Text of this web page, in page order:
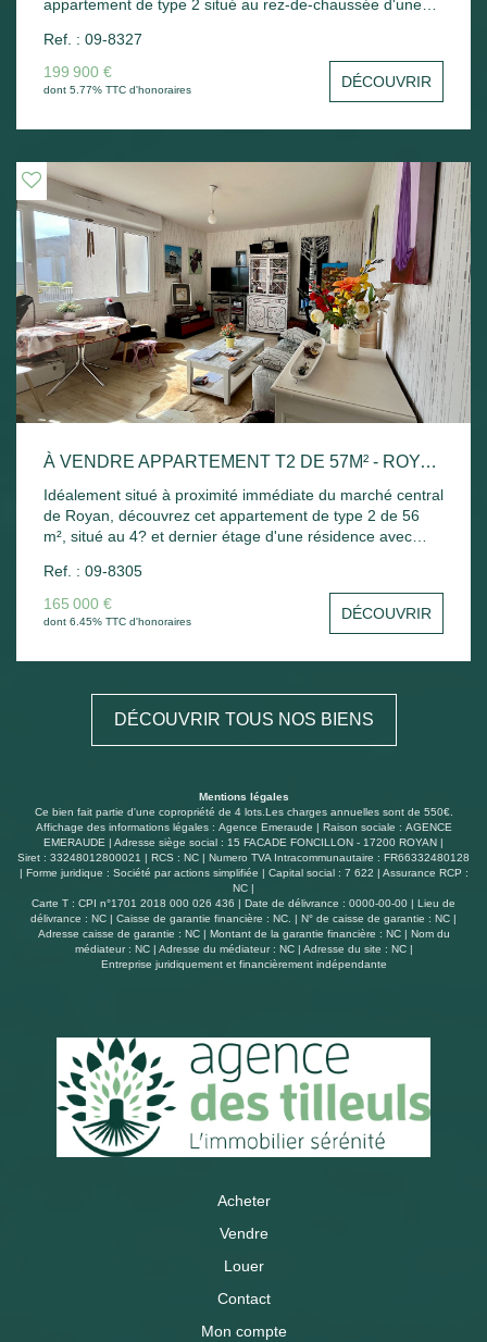
appartement de type 2 situé au rez-de-chaussée d'une
avec cuisine ouverte ouvrant sur terrasse et jardin,
chambre avec placard, salle d'eau avec wc et cellier. Un
magnifique solarium avec vue dégagée sur Royan vient
compléter ce logement. Chauffage électrique. Local vélo
commun - A découvrir ! Possibilité d'acquérir un garage
Ref. : 09-8327
199 900 €
dont 5.77% TTC d'honoraires DÉCOUVRIR
À VENDRE APPARTEMENT T2 DE 57M² - ROYAN - VENDU LOUÉ
Idéalement situé à proximité immédiate du marché central
de Royan, découvrez cet appartement de type 2 de 56
m², situé au 4? et dernier étage d'une résidence avec
séjour lumineux ouvrant sur un agréable balcon, d'une
cuisine indépendante, d'une chambre, d'une salle de
bains ainsi que de WC séparés. L'appartement dispose
également d'une cave et d'une place de stationnement,
apportant un confort supplémentaire au quotidien. Vendu
apprécierez son emplacement privilégié, à deux pas du
marché central et des commerces. À découvrir sans
Ref. : 09-8305
165 000 €
dont 6.45% TTC d'honoraires DÉCOUVRIR
DÉCOUVRIR TOUS NOS BIENS
Mentions légales
Ce bien fait partie d'une copropriété de 4 lots.Les charges annuelles sont de 550€.
Affichage des informations légales : Agence Emeraude | Raison sociale : AGENCE
EMERAUDE | Adresse siège social : 15 FACADE FONCILLON - 17200 ROYAN |
Siret : 33248012800021 | RCS : NC | Numero TVA Intracommunautaire : FR66332480128
| Forme juridique : Société par actions simplifiée | Capital social : 7 622 | Assurance RCP :
NC |
Carte T : CPI n°1701 2018 000 026 436 | Date de délivrance : 0000-00-00 | Lieu de
délivrance : NC | Caisse de garantie financière : NC. | N° de caisse de garantie : NC |
Adresse caisse de garantie : NC | Montant de la garantie financière : NC | Nom du
médiateur : NC | Adresse du médiateur : NC | Adresse du site : NC |
Entreprise juridiquement et financièrement indépendante
Acheter
Vendre
Louer
Contact
Mon compte